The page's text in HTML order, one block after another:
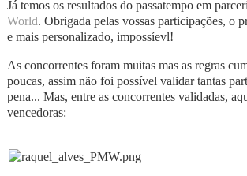
Já temos os resultados do passatempo em
World. Obrigada pelas vossas participações, o
e mais personalizado, impossíevl!
As concorrentes foram muitas mas as regras
poucas, assim não foi possível validar tantas
pena... Mas, entre as concorrentes validadas,
vencedoras: